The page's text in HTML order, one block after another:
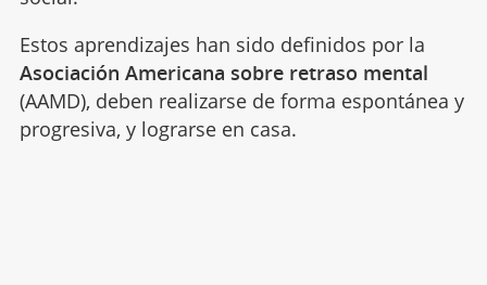
Estos aprendizajes han sido definidos por la
Asociación Americana sobre retraso mental
(AAMD), deben realizarse de forma espontánea y
progresiva, y lograrse en casa.